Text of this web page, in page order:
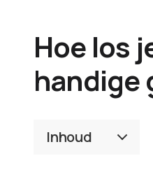
Hoe los
handige
Inhoud